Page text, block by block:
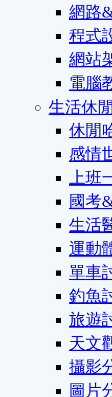
網路
程式
網站
電腦
生活休閒
休閒
感情
上班
國考
生活
運動
單車
釣魚
旅遊
天文
攝影
圖片